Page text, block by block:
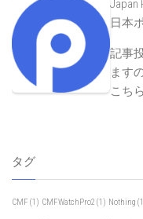
Japan
日本
記事
ます
こち
タグ
CMF (1) CMFWatchPro2 (1) Nothing